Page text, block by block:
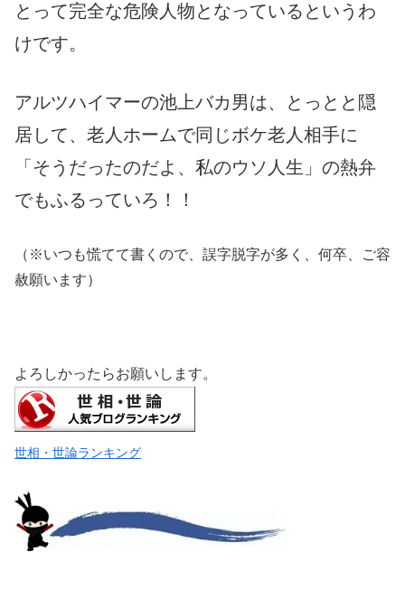
とって完全な危険人物となっているというわ
けです。
アルツハイマーの池上バカ男は、とっとと隠
居して、老人ホームで同じボケ老人相手に
「そうだったのだよ、私のウソ人生」の熱弁
でもふるっていろ！！
（※いつも慌てて書くので、誤字脱字が多く、何卒、ご容
赦願います）
よろしかったらお願いします。
世相・世論ランキング